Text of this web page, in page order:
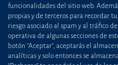
Uría Menéndez Abogados, S.L.P. | Registro
Libro de Inscripciones Folio 42, Sección 8,
Mapa web
funcionalidades del sitio web.
propias y de terceros para recordar
riesgo asociado al spam y al tráfico
operativa de algunas secciones de
botón "Aceptar", aceptarás el
analíticas y solo entonces se